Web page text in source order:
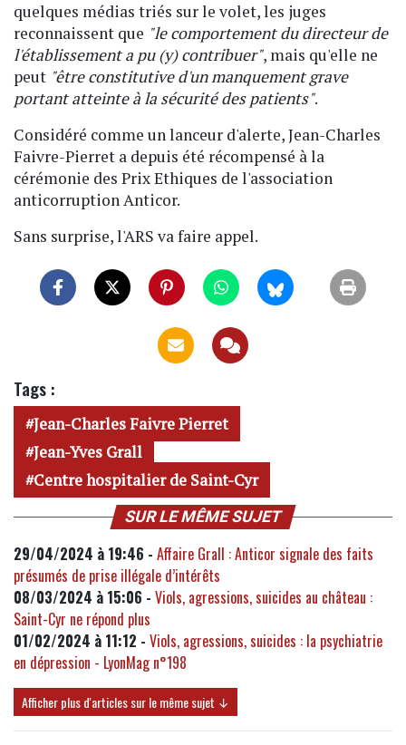
quelques médias triés sur le volet, les juges
reconnaissent que "le comportement du directeur de
l'établissement a pu (y) contribuer", mais qu'elle ne
peut "être constitutive d'un manquement grave
portant atteinte à la sécurité des patients".
Considéré comme un lanceur d'alerte, Jean-Charles
Faivre-Pierret a depuis été récompensé à la
cérémonie des Prix Ethiques de l'association
anticorruption Anticor.
Sans surprise, l'ARS va faire appel.
Tags :
Jean-Charles Faivre Pierret
Jean-Yves Grall
Centre hospitalier de Saint-Cyr
SUR LE MÊME SUJET
29/04/2024 à 19:46 - Affaire Grall : Anticor signale des faits
présumés de prise illégale d’intérêts
08/03/2024 à 15:06 - Viols, agressions, suicides au château :
Saint-Cyr ne répond plus
01/02/2024 à 11:12 - Viols, agressions, suicides : la psychiatrie
en dépression - LyonMag n°198
Afficher plus d'articles sur le même sujet ↓